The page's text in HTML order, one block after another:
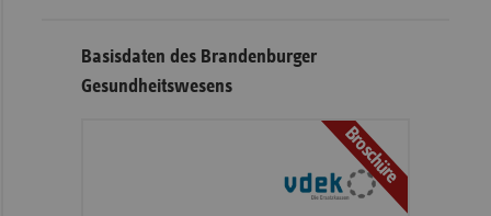
Basisdaten des Brandenburger
Gesundheitswesens
Broschüre